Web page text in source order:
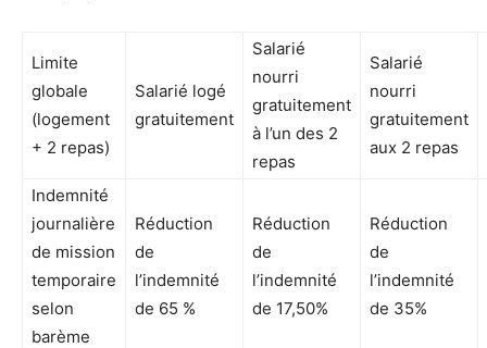
Limite
globale
(logement
+ 2 repas)
Salarié logé
gratuitement
Salarié
nourri
gratuitement
à l’un des 2
repas
Salarié
nourri
gratuitement
aux 2 repas
Indemnité
journalière
de mission
temporaire
selon
barème
Réduction
de
l’indemnité
de 65 %
Réduction
de
l’indemnité
de 17,50%
Réduction
de
l’indemnité
de 35%